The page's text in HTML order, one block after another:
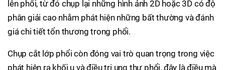
lên phổi, từ đó chụp lại những hình ảnh 2D hoặc 3D có độ
phân giải cao nhằm phát hiện những bất thường và đánh
giá chi tiết tổn thương trong phổi.
Chụp cắt lớp phổi còn đóng vai trò quan trọng trong việc
phát hiện ra khối u và điều trị ung thư phổi, đây là điều mà